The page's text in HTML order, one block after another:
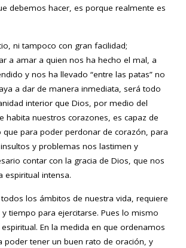
debemos hacer, es porque realmente es
ni tampoco con gran facilidad;
a amar a quien nos ha hecho el mal, a
y nos ha llevado “entre las patas” no
a dar de manera inmediata, será todo
interior que Dios, por medio del
habita nuestros corazones, es capaz de
que para poder perdonar de corazón, para
y problemas nos lastimen y
contar con la gracia de Dios, que nos
espiritual intensa.
los ámbitos de nuestra vida, requiere
tiempo para ejercitarse. Pues lo mismo
En la medida en que ordenamos
poder tener un buen rato de oración, y